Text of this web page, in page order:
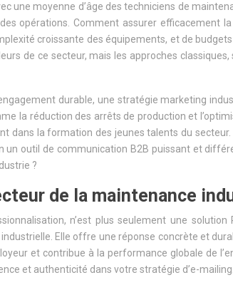
une moyenne d’âge des techniciens de
opérations. Comment assurer
croissante des équipements, et de
de ce secteur, mais les approches
durable, une stratégie marketing
la réduction des arrêts de production et
la formation des jeunes talents du
outil de communication B2B puissant et
?
de la maintenance
n’est plus seulement une
Elle offre une réponse concrète et
et contribue à la performance globale de
et authenticité dans votre stratégie d’e-mailing.